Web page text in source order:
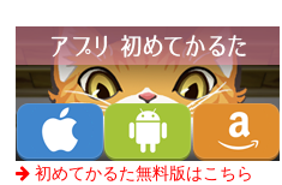
初めてかるた無料版はこちら